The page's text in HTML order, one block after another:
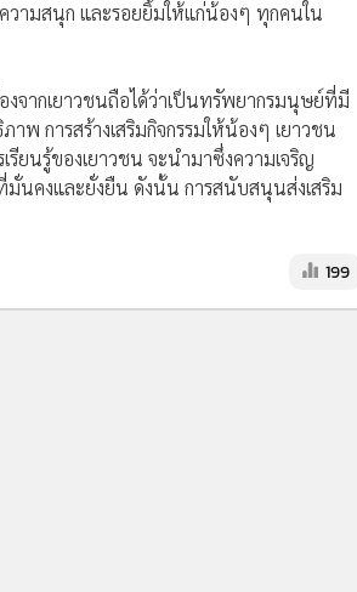
วามสนุก และรอยยิ้มให้แก่น้องๆ ทุกคนใน
จากเยาวชนถือได้ว่าเป็นทรัพยากรมนุษย์ที่มี
พ การสร้างเสริมกิจกรรมให้น้องๆ เยาวชน
ยนรู้ของเยาวชน จะนำมาซึ่งความเจริญ
มั่นคงและยั่งยืน ดังนั้น การสนับสนุนส่งเสริม
199